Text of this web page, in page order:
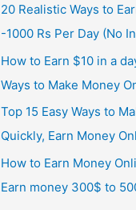
20 Realistic Ways to
-1000 Rs Per Day (No
How to Earn $10 in a
Ways to Make Money
Top 15 Easy Ways to
Quickly, Earn Money
How to Earn Money
Earn money 300$ to